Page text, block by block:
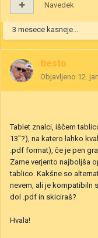
Navedek
3 mesece kasneje...
tiesto
Objavljeno 12.
Tablet znalci, iščem
13"?), na katero lahko
.pdf format), če je pen
Zame verjento najboljša
tablico. Kakšne so
nevem, ali je kompatibiln
dol .pdf in skiciraš?
Hvala!